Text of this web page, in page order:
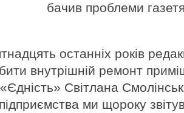
бачив проблеми
останніх років
внутрішній ремонт
Світлана
ми щороку